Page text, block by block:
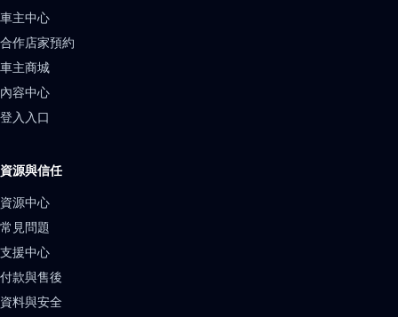
車主中心
合作店家預約
車主商城
內容中心
登入入口
資源與信任
資源中心
常見問題
支援中心
付款與售後
資料與安全